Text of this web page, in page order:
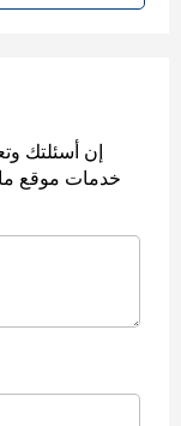
إن أسئلتك
خدمات موقع